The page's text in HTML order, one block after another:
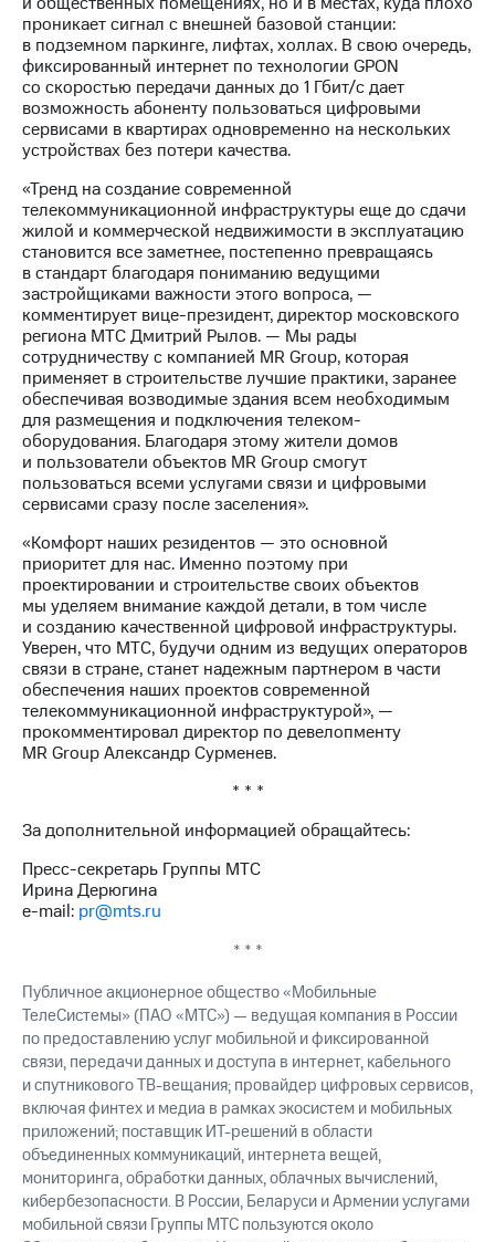
ПАО
"МТС"
Собрания
акционеров
Личный
кабинет
акционера
Акционерный
Контроль
и
аудит
Рынок
акций
Описание
Программа
приобретения
Порядок
выкупа
акций
Дивиденды
Рынок
облигаций
Описание
Еврооблигации-2023
Уведомление
о
погашении
именных
облигаций
Другое
Регистратор
Реквизиты
Контакты
На главную
проникает сигнал с внешней базовой станции:
в подземном паркинге, лифтах, холлах. В свою очередь,
фиксированный интернет по технологии GPON
со скоростью передачи данных до 1 Гбит/c дает
возможность абоненту пользоваться цифровыми
сервисами в квартирах одновременно на нескольких
устройствах без потери качества.
«Тренд на создание современной
телекоммуникационной инфраструктуры еще до сдачи
жилой и коммерческой недвижимости в эксплуатацию
становится все заметнее, постепенно превращаясь
в стандарт благодаря пониманию ведущими
застройщиками важности этого вопроса, —
комментирует вице-президент, директор московского
региона МТС Дмитрий Рылов. — Мы рады
сотрудничеству с компанией MR Group, которая
применяет в строительстве лучшие практики, заранее
обеспечивая возводимые здания всем необходимым
для размещения и подключения телеком-
оборудования. Благодаря этому жители домов
и пользователи объектов MR Group смогут
пользоваться всеми услугами связи и цифровыми
сервисами сразу после заселения».
«Комфорт наших резидентов — это основной
приоритет для нас. Именно поэтому при
проектировании и строительстве своих объектов
мы уделяем внимание каждой детали, в том числе
и созданию качественной цифровой инфраструктуры.
Уверен, что МТС, будучи одним из ведущих операторов
связи в стране, станет надежным партнером в части
обеспечения наших проектов современной
телекоммуникационной инфраструктурой», —
прокомментировал директор по девелопменту
MR Group Александр Сурменев.
* * *
За дополнительной информацией обращайтесь:
Пресс-секретарь Группы МТС
Ирина Дерюгина
e-mail: pr@mts.ru
* * *
Публичное акционерное общество «Мобильные
ТелеСистемы» (ПАО «МТС») — ведущая компания в России
по предоставлению услуг мобильной и фиксированной
связи, передачи данных и доступа в интернет, кабельного
и спутникового ТВ-вещания; провайдер цифровых сервисов,
включая финтех и медиа в рамках экосистем и мобильных
приложений; поставщик ИТ-решений в области
объединенных коммуникаций, интернета вещей,
мониторинга, обработки данных, облачных вычислений,
кибербезопасности. В России, Беларуси и Армении услугами
мобильной связи Группы МТС пользуются около